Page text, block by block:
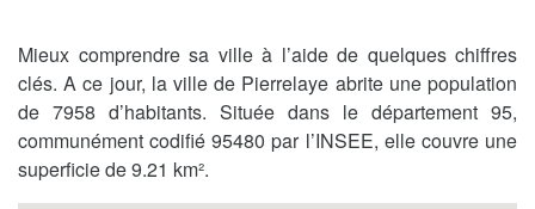
Mieux comprendre sa ville à l’aide de quelques chiffres
clés. A ce jour, la ville de Pierrelaye abrite une population
de 7958 d’habitants. Située dans le département 95,
communément codifié 95480 par l’INSEE, elle couvre une
superficie de 9.21 km².